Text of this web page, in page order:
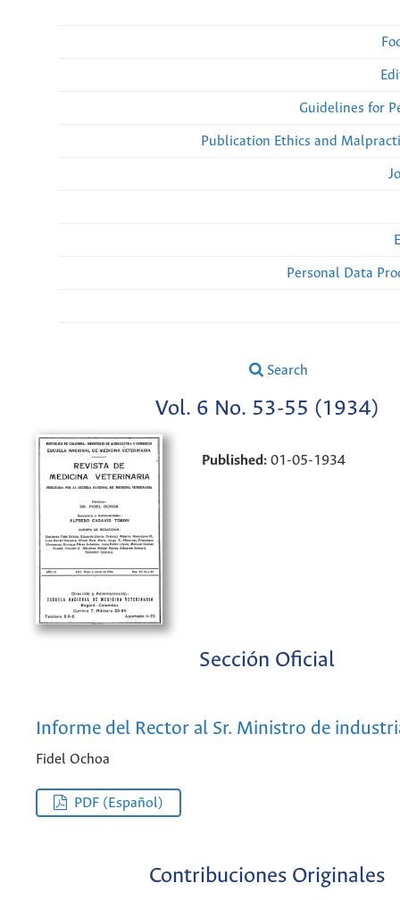
Guidelines for
Publication Ethics and
Personal Data
Search
Vol. 6 No. 53-55 (1934)
Published:01-05-1934
Sección Oficial
Informe del Rector al Sr. Ministro de
Fidel Ochoa
PDF (Español)
Contribuciones Originales